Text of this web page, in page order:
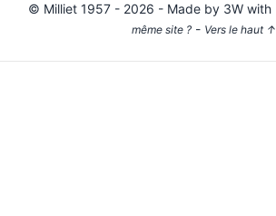
© Milliet1957 - 2026 - Made by 3W with
même site ?- Vers le haut ↑